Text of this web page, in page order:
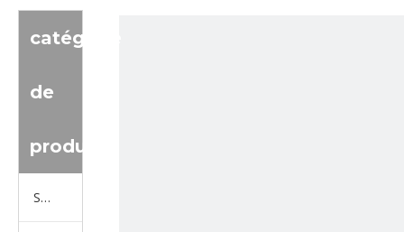
catégorie
de
produit
Série de camions Sinotruk